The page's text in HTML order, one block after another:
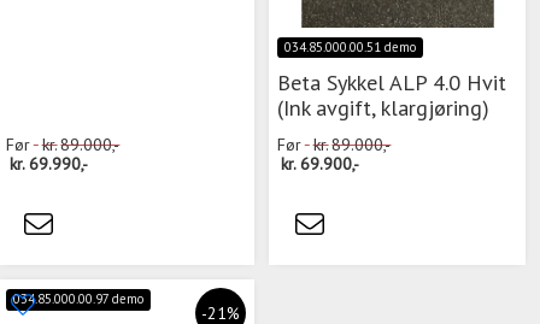
Før kr.89.000,-
kr.69.990,-
034.85.000.00.51 demo
Beta Sykkel ALP 4.0 Hvit
(Ink avgift, klargjøring)
Før kr.89.000,-
kr.69.900,-
-21%
034.85.000.00.97 demo